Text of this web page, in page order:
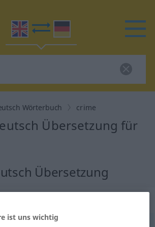
Wörterbuch crime
Übersetzung für
Übersetzung
ist uns wichtig